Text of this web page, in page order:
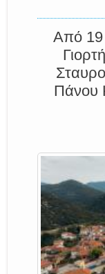
Από 19
Πάνου